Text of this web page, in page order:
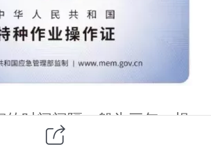
的时间间隔一般为三年。根
人员安全技术培训考核管理